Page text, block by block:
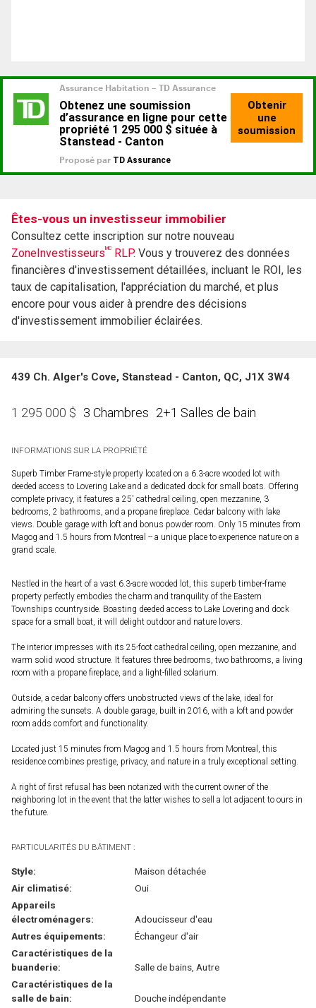
Êtes-vous un investisseur immobilier
Consultez cette inscription sur notre nouveau
ZoneInvestisseursMC RLP. Vous y trouverez des données
financières d'investissement détaillées, incluant le ROI, les
taux de capitalisation, l'appréciation du marché, et plus
encore pour vous aider à prendre des décisions
d'investissement immobilier éclairées.
439 Ch. Alger's Cove, Stanstead - Canton, QC, J1X 3W4
1 295 000 $ 3 Chambres 2+1 Salles de bain
INFORMATIONS SUR LA PROPRIÉTÉ
Superb Timber Frame-style property located on a 6.3-acre wooded lot with
deeded access to Lovering Lake and a dedicated dock for small boats. Offering
complete privacy, it features a 25' cathedral ceiling, open mezzanine, 3
bedrooms, 2 bathrooms, and a propane fireplace. Cedar balcony with lake
views. Double garage with loft and bonus powder room. Only 15 minutes from
Magog and 1.5 hours from Montreal -- a unique place to experience nature on a
grand scale.
Nestled in the heart of a vast 6.3-acre wooded lot, this superb timber-frame
property perfectly embodies the charm and tranquility of the Eastern
Townships countryside. Boasting deeded access to Lake Lovering and dock
space for a small boat, it will delight outdoor and nature lovers.
The interior impresses with its 25-foot cathedral ceiling, open mezzanine, and
warm solid wood structure. It features three bedrooms, two bathrooms, a living
room with a propane fireplace, and a light-filled solarium.
Outside, a cedar balcony offers unobstructed views of the lake, ideal for
admiring the sunsets. A double garage, built in 2016, with a loft and powder
room adds comfort and functionality.
Located just 15 minutes from Magog and 1.5 hours from Montreal, this
residence combines prestige, privacy, and nature in a truly exceptional setting.
A right of first refusal has been notarized with the current owner of the
neighboring lot in the event that the latter wishes to sell a lot adjacent to ours in
the future.
PARTICULARITÉS DU BÂTIMENT :
Style:
Maison détachée
Air climatisé:
Oui
Appareils
électroménagers:
Adoucisseur d'eau
Autres équipements:
Échangeur d'air
Caractéristiques de la
buanderie:
Salle de bains, Autre
Caractéristiques de la
salle de bain:
Douche indépendante